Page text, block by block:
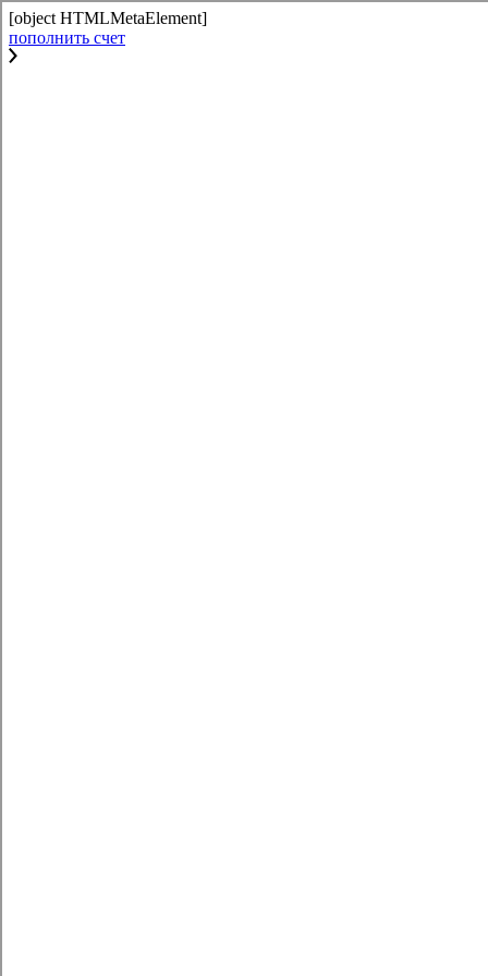
[object HTMLMetaElement]
пополнить счет